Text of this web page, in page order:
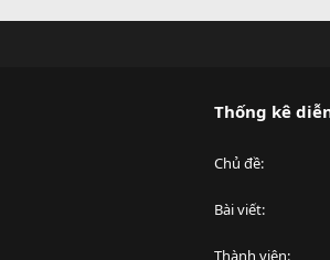
Thống kê
Chủ đề
Bài viết
Thành viên